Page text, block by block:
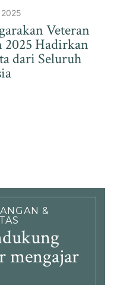
Veteran
Hadirkan
dari Seluruh
&
mengajar